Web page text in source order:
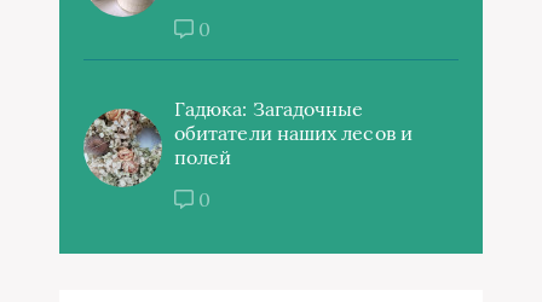
0
Гадюка: Загадочные
обитатели наших лесов и
полей
0